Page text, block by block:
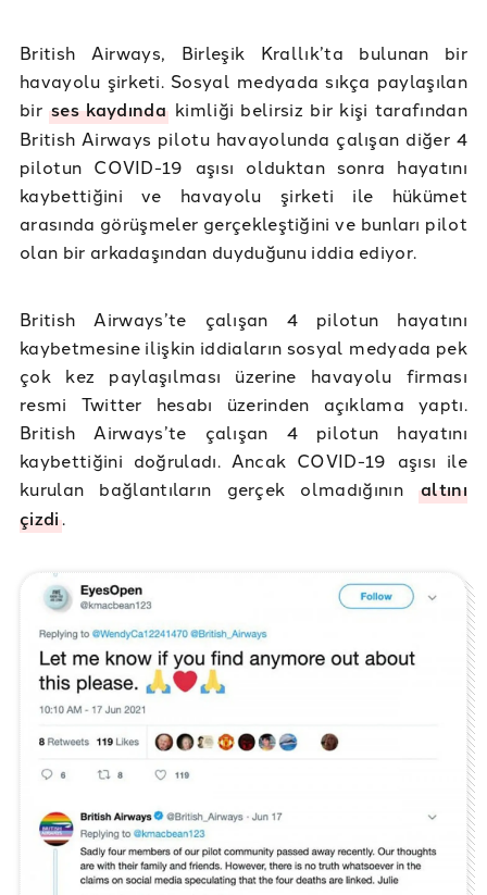
British Airways, Birleşik Krallık’ta bulunan bir
havayolu şirketi. Sosyal medyada sıkça paylaşılan
birses kaydındakimliği belirsiz bir kişi tarafından
British Airways pilotu havayolunda çalışan diğer 4
pilotun COVID-19 aşısı olduktan sonra hayatını
kaybettiğini ve havayolu şirketi ile hükümet
arasında görüşmeler gerçekleştiğini ve bunları pilot
olan bir arkadaşından duyduğunu iddia ediyor.
British Airways’te çalışan 4 pilotun hayatını
kaybetmesine ilişkin iddiaların sosyal medyada pek
çok kez paylaşılması üzerine havayolu firması
resmi Twitter hesabı üzerinden açıklama yaptı.
British Airways’te çalışan 4 pilotun hayatını
kaybettiğini doğruladı. Ancak COVID-19 aşısı ile
kurulan bağlantıların gerçek olmadığınınaltını
çizdi.